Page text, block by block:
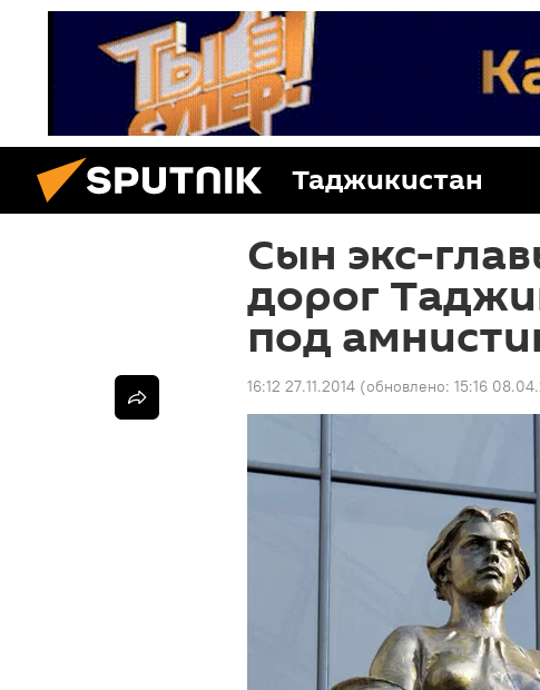
Таджикистан
Сын экс-
дорог
под
16:12 27.11.2014 (обновлено: 15:16